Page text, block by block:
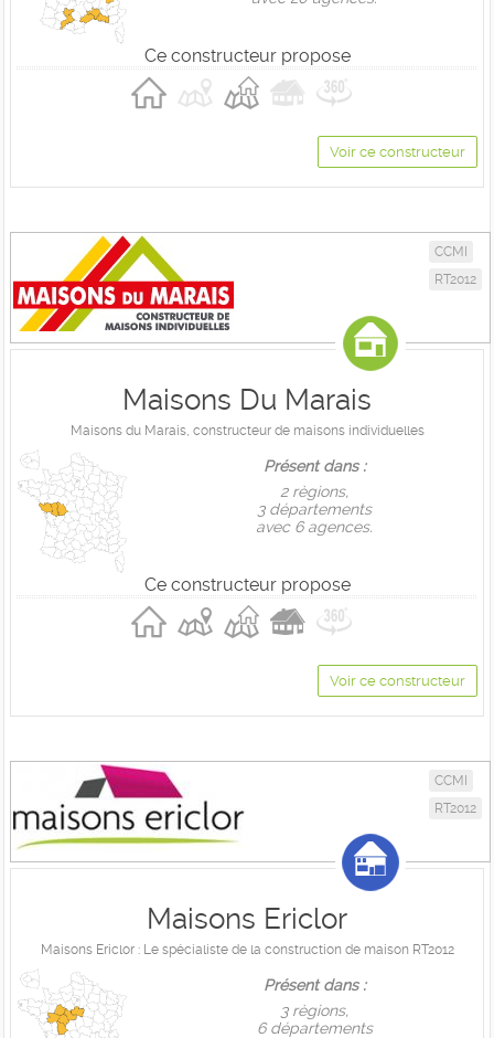
Ce constructeur propose
Voir ce constructeur
CCMI
RT2012
Maisons Du Marais
Maisons du Marais, constructeur de maisons individuelles
Présent dans :
2 règions,
3 départements
avec 6 agences.
Ce constructeur propose
Voir ce constructeur
CCMI
RT2012
Maisons Ericlor
Maisons Ericlor : Le spécialiste de la construction de maison RT2012
Présent dans :
3 règions,
6 départements